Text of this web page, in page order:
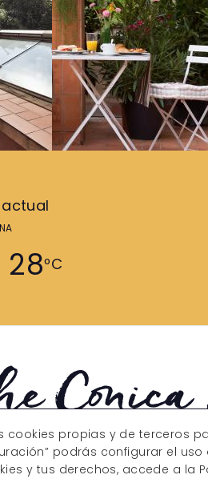
28ºC
cookies propias y de terceros
podrás configurar el
y tus derechos, accede a la